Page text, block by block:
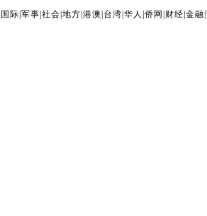
国际 |军事 |社会 |地方 |港澳 台湾 |华人 |侨网 财经 |金融 |